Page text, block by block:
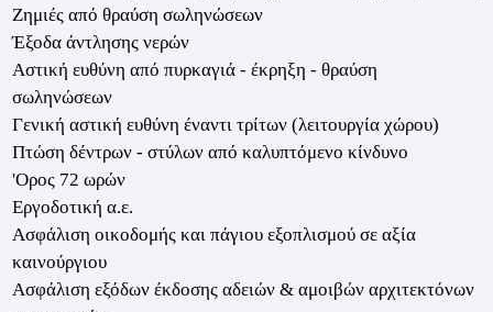
Ζημιές από θραύση σωληνώσεων
Έξοδα άντλησης νερών
Αστική ευθύνη από πυρκαγιά - έκρηξη - θραύση
σωληνώσεων
Γενική αστική ευθύνη έναντι τρίτων (λειτουργία χώρου)
Πτώση δέντρων - στύλων από καλυπτόμενο κίνδυνο
'Ορος 72 ωρών
Εργοδοτική α.ε.
Ασφάλιση οικοδομής και πάγιου εξοπλισμού σε αξία
καινούργιου
Ασφάλιση εξόδων έκδοσης αδειών & αμοιβών αρχιτεκτόνων